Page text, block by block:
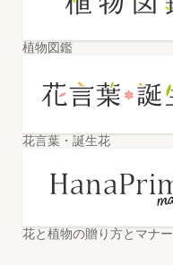
植物図鑑
花言葉・誕生花
花と植物の贈り方とマナー